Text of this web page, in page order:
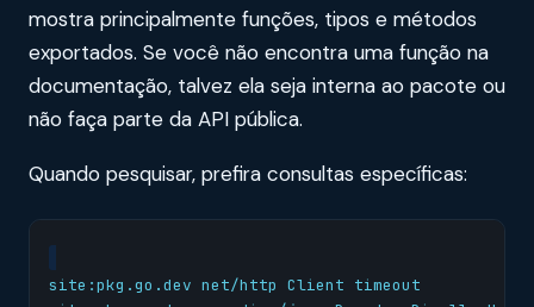
mostra principalmente funções, tipos e métodos
exportados. Se você não encontra uma função na
documentação, talvez ela seja interna ao pacote ou
não faça parte da API pública.
Quando pesquisar, prefira consultas específicas: